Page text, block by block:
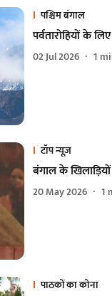
पश्चिम बंगाल
पर्वतारोहियों के
02 Jul 2026 1
टॉप न्यूज़
बंगाल के
20 May 2026 1
पाठकों का कोना